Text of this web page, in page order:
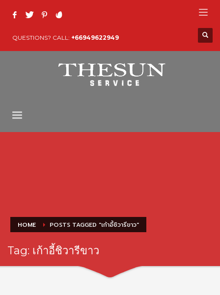
QUESTIONS? CALL: +66949622949
HOME POSTS TAGGED "เก้าอี้ชิวารีขาว"
Tag: เก้าอี้ชิวารีขาว